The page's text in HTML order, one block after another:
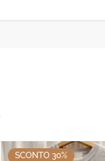
SCONTO 30%